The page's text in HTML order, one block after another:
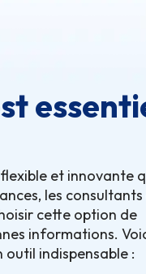
et innovante
les consultants
cette option de
informations.
indispensable :